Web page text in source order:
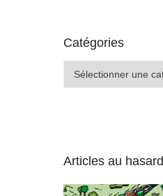
Catégories
Articles au hasard